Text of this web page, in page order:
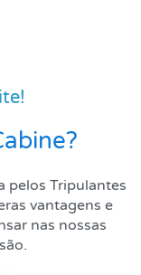
pelos Tripulantes
vantagens e
nas nossas